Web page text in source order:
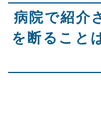
病院で紹介
を断ること